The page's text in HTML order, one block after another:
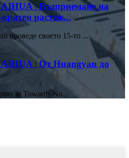
| Възприемане на
растеж...
проведе своето 15-то ...
| От Huangyan до
за Towards No...